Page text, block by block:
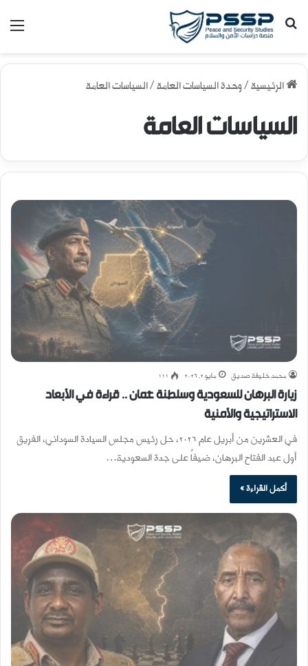
بحث عن
الرئيسية/وحدة السياسات العامة/السياسات العامة
السياسات العامة
محمد خليفة صديق مايو 2, 2026 111
زيارة البرهان للسعودية وسلطنة عُمان .. قراءة في الأبعاد
الاستراتيجية والأمنية
في العشرين من أبريل عام 2026، حل رئيس مجلس السيادة السوداني، الفريق
أول عبد الفتاح البرهان، ضيفاً على جدة السعودية…
أكمل القراءة »